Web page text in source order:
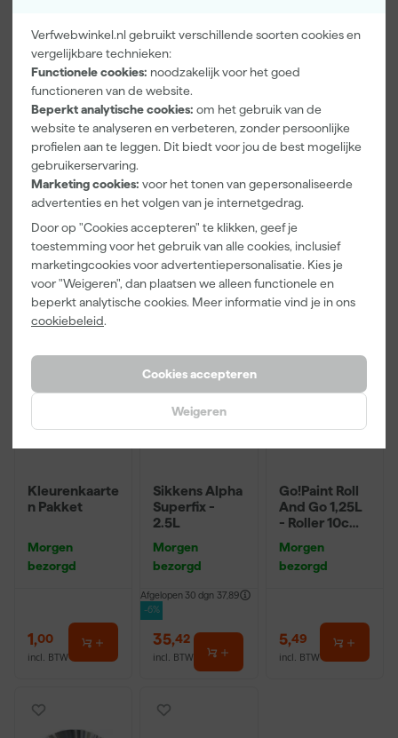
Verfwebwinkel.nl gebruikt verschillende soorten cookies en
vergelijkbare technieken:
Functionele cookies: noodzakelijk voor het goed
functioneren van de website.
Beperkt analytische cookies: om het gebruik van de
website te analyseren en verbeteren, zonder persoonlijke
profielen aan te leggen. Dit biedt voor jou de best mogelijke
gebruikerservaring.
Marketing cookies: voor het tonen van gepersonaliseerde
advertenties en het volgen van je internetgedrag.
Door op "Cookies accepteren" te klikken, geef je
toestemming voor het gebruik van alle cookies, inclusief
marketingcookies voor advertentiepersonalisatie. Kies je
voor "Weigeren", dan plaatsen we alleen functionele en
beperkt analytische cookies. Meer informatie vind je in ons
cookiebeleid.
Cookies accepteren
Weigeren
Kleurdekking Dekkend
Overschilderbaar na
Bekijk alle kenmerken
Documenten
Vaak gekocht met
Kleurenkaarte
n Pakket
Morgen
bezorgd
1 ,00
incl. BTW
Sikkens Alpha
Superfix -
2.5L
Morgen
bezorgd
Afgelopen 30 dgn 37,89
-6%
35,42
incl. BTW
Go!Paint Roll
And Go 1,25L
- Roller 10cm
Inzetbakken
Morgen
bezorgd
5,49
incl. BTW